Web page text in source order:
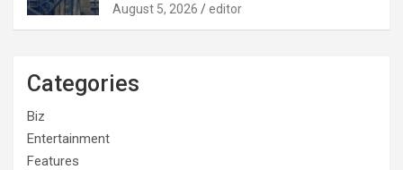
August 5, 2026 editor
Categories
Biz
Entertainment
Features